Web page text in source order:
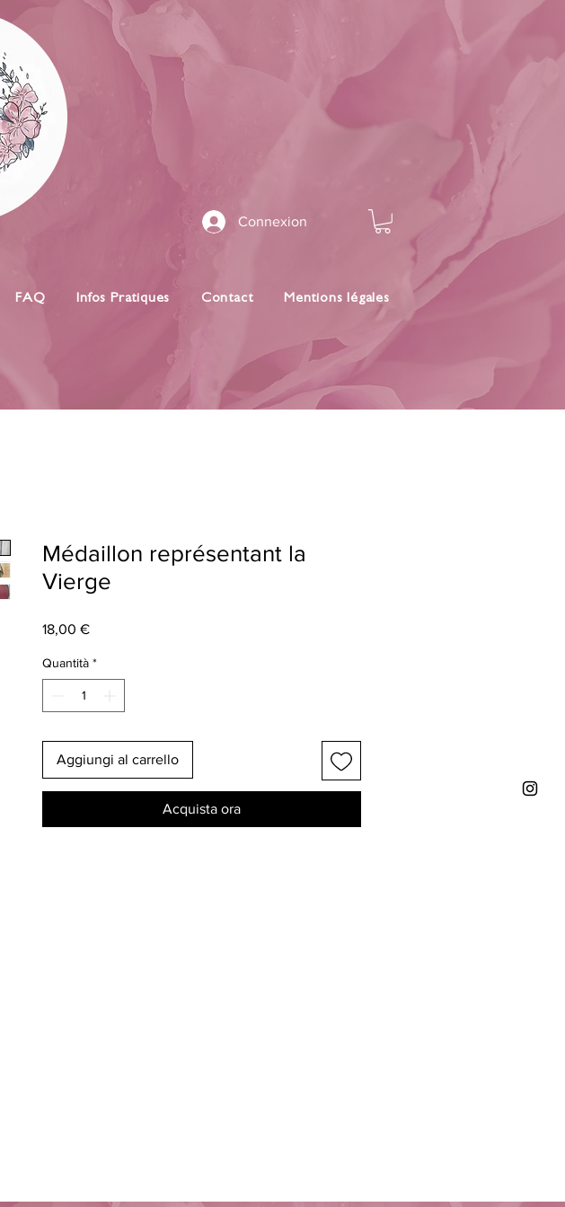
Connexion
FAQ Infos Pratiques Contact Mentions légales
Médaillon représentant la
Vierge
18,00 €Prezzo
Quantità *
Aggiungi al carrello
Acquista ora